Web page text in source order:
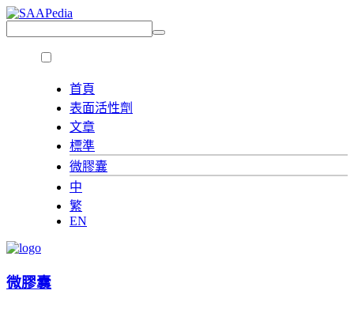
首頁
表面活性劑
文章
標準
微膠囊
中
繁
EN
微膠囊